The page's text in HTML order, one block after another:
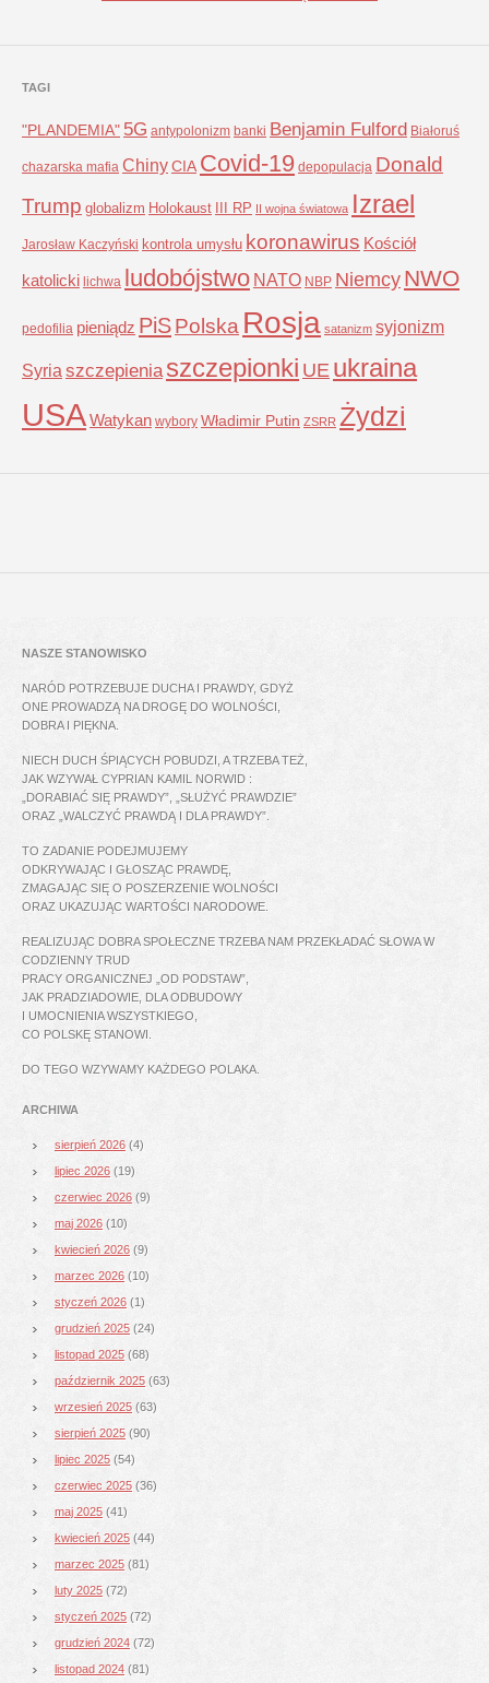
TAGI
"PLANDEMIA" 5G antypolonizm banki Benjamin Fulford Białoruś
chazarska mafia ChinyCIA Covid-19 depopulacja Donald
Trump globalizm Holokaust III RP II wojna światowa Izrael
Jarosław Kaczyński kontrola umysłu koronawirus Kościół
katolicki lichwa ludobójstwo NATO NBP NiemcyNWO
pedofilia pieniądz PiSPolska Rosja satanizm syjonizm
Syria szczepienia szczepionki UE ukraina
USAWatykan wybory Władimir Putin ZSRR Żydzi
NASZE STANOWISKO
NARÓD POTRZEBUJE DUCHA I PRAWDY, GDYŻ
ONE PROWADZĄ NA DROGĘ DO WOLNOŚCI,
DOBRA I PIĘKNA.
NIECH DUCH ŚPIĄCYCH POBUDZI, A TRZEBA TEŻ,
JAK WZYWAŁ CYPRIAN KAMIL NORWID :
„DORABIAĆ SIĘ PRAWDY”, „SŁUŻYĆ PRAWDZIE”
ORAZ „WALCZYĆ PRAWDĄ I DLA PRAWDY”.
TO ZADANIE PODEJMUJEMY
ODKRYWAJĄC I GŁOSZĄC PRAWDĘ,
ZMAGAJĄC SIĘ O POSZERZENIE WOLNOŚCI
ORAZ UKAZUJĄC WARTOŚCI NARODOWE.
REALIZUJĄC DOBRA SPOŁECZNE TRZEBA NAM PRZEKŁADAĆ SŁOWA W
CODZIENNY TRUD
PRACY ORGANICZNEJ „OD PODSTAW”,
JAK PRADZIADOWIE, DLA ODBUDOWY
I UMOCNIENIA WSZYSTKIEGO,
CO POLSKĘ STANOWI.
DO TEGO WZYWAMY KAŻDEGO POLAKA.
ARCHIWA
sierpień 2026 (4)
lipiec 2026 (19)
czerwiec 2026 (9)
maj 2026 (10)
kwiecień 2026 (9)
marzec 2026 (10)
styczeń 2026 (1)
grudzień 2025 (24)
listopad 2025 (68)
październik 2025 (63)
wrzesień 2025 (63)
sierpień 2025 (90)
lipiec 2025 (54)
czerwiec 2025 (36)
maj 2025 (41)
kwiecień 2025 (44)
marzec 2025 (81)
luty 2025 (72)
styczeń 2025 (72)
grudzień 2024 (72)
listopad 2024 (81)